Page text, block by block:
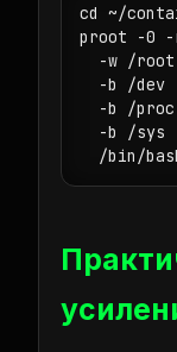
cd ~/
proot -0
  -w /root
  -b /dev
  -b /proc
  -b /sys
/bin/